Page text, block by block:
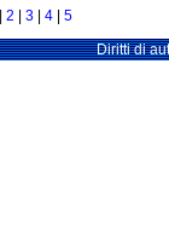
2 3 4 5
Diritti di